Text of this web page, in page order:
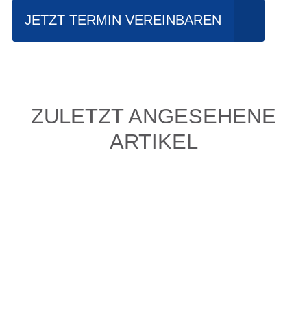
JETZT TERMIN VEREINBAREN
ZULETZT ANGESEHENE
ARTIKEL